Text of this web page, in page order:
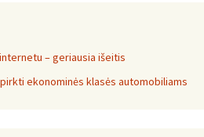
– geriausia išeitis
ekonominės klasės automobiliams